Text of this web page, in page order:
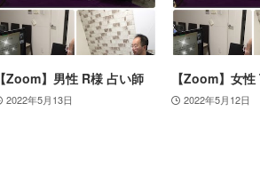
【Zoom】男性 R様 占い師
2022年5月13日
【Zoom】女
2022年5月12日